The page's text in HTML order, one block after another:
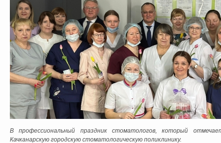
В профессиональный праздник стоматологов, который
Качканарскую городскую стоматологическую поликлинику.